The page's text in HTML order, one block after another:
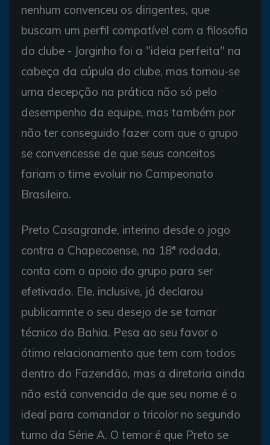
nenhum convenceu os dirigentes, que
buscam um perfil compatível com a filosofia
do clube - Jorginho foi a "ideia perfeita" na
cabeça da cúpula do clube, mas tornou-se
uma decepção na prática não só pelo
desempenho da equipe, mas também por
não ter conseguido fazer com que o grupo
se convencesse de que seus conceitos
fariam o time evoluir no Campeonato
Brasileiro.
Preto Casagrande, interino desde o jogo
contra a Chapecoense, na 18ª rodada,
conta com o apoio do grupo para ser
efetivado. Ele, inclusive, já declarou
publicamnte o seu desejo de se tornar
técnico do Bahia. Pesa ao seu favor o
ótimo relacionamento que tem com todos
dentro do Fazendão, mas a diretoria ainda
não está convencida de que seu nome é o
ideal para comandar o tricolor no segundo
turno da Série A. O temor é que Preto se